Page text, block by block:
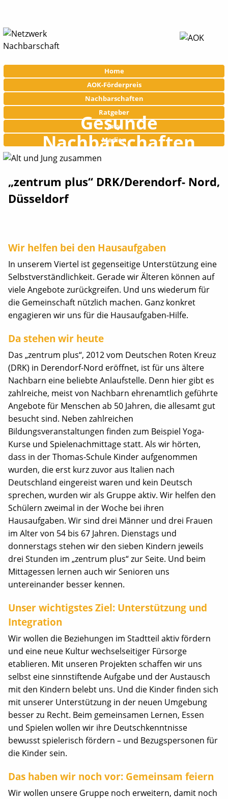
Navigation
überspringen
Home
AOK-Förderpreis
Nachbarschaften
Ratgeber
Jury
Medien
Gesunde
Nachbarschaften
„zentrum plus“ DRK/Derendorf- Nord,
Düsseldorf
Wir helfen bei den Hausaufgaben
In unserem Viertel ist gegenseitige Unterstützung eine
Selbstverständlichkeit. Gerade wir Älteren können auf
viele Angebote zurückgreifen. Und uns wiederum für
die Gemeinschaft nützlich machen. Ganz konkret
engagieren wir uns für die Hausaufgaben-Hilfe.
Da stehen wir heute
Das „zentrum plus“, 2012 vom Deutschen Roten Kreuz
(DRK) in Derendorf-Nord eröffnet, ist für uns ältere
Nachbarn eine beliebte Anlaufstelle. Denn hier gibt es
zahlreiche, meist von Nachbarn ehrenamtlich geführte
Angebote für Menschen ab 50 Jahren, die allesamt gut
besucht sind. Neben zahlreichen
Bildungsveranstaltungen finden zum Beispiel Yoga-
Kurse und Spielenachmittage statt. Als wir hörten,
dass in der Thomas-Schule Kinder aufgenommen
wurden, die erst kurz zuvor aus Italien nach
Deutschland eingereist waren und kein Deutsch
sprechen, wurden wir als Gruppe aktiv. Wir helfen den
Schülern zweimal in der Woche bei ihren
Hausaufgaben. Wir sind drei Männer und drei Frauen
im Alter von 54 bis 67 Jahren. Dienstags und
donnerstags stehen wir den sieben Kindern jeweils
drei Stunden im „zentrum plus“ zur Seite. Und beim
Mittagessen lernen auch wir Senioren uns
untereinander besser kennen.
Unser wichtigstes Ziel: Unterstützung und
Integration
Wir wollen die Beziehungen im Stadtteil aktiv fördern
und eine neue Kultur wechselseitiger Fürsorge
etablieren. Mit unseren Projekten schaffen wir uns
selbst eine sinnstiftende Aufgabe und der Austausch
mit den Kindern belebt uns. Und die Kinder finden sich
mit unserer Unterstützung in der neuen Umgebung
besser zu Recht. Beim gemeinsamen Lernen, Essen
und Spielen wollen wir ihre Deutschkenntnisse
bewusst spielerisch fördern – und Bezugspersonen für
die Kinder sein.
Das haben wir noch vor: Gemeinsam feiern
Wir wollen unsere Gruppe noch erweitern, damit noch